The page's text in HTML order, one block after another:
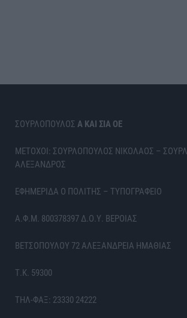
ΣΟΥΡΛΟΠΟΥΛΟΣ Α ΚΑΙ ΣΙΑ ΟΕ
ΜΕΤΟΧΟΙ: ΣΟΥΡΛΟΠΟΥΛΟΣ ΝΙΚΟΛΑΟΣ –
ΑΛΕΞΑΝΔΡΟΣ
ΕΦΗΜΕΡΙΔΑ Ο ΠΟΛΙΤΗΣ – ΤΥΠΟΓΡΑΦΕΙΟ
Α.Φ.Μ. 800378397 Δ.Ο.Υ. ΒΕΡΟΙΑΣ
ΒΕΤΣΟΠΟΥΛΟΥ 72 ΑΛΕΞΑΝΔΡΕΙΑ ΗΜΑΘΙΑΣ
Τ.Κ. 59300
ΤΗΛ-ΦΑΞ: 23330 24222